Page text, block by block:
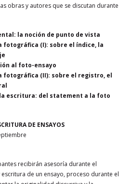
obras y autores que se discutan durante
la noción de punto de vista
fotográfica (I): sobre el índice, la
al foto-ensayo
fotográfica (II): sobre el registro, el
escritura: del statement a la foto
DE ENSAYOS
recibirán asesoría durante el
de un ensayo, proceso durante el